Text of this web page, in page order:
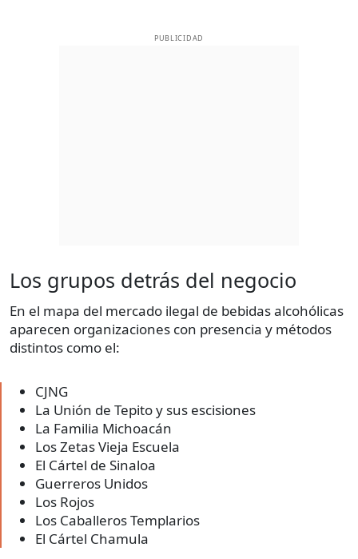
PUBLICIDAD
Los grupos detrás del negocio
En el mapa del mercado ilegal de bebidas alcohólicas
aparecen organizaciones con presencia y métodos
distintos como el:
CJNG
La Unión de Tepito y sus escisiones
La Familia Michoacán
Los Zetas Vieja Escuela
El Cártel de Sinaloa
Guerreros Unidos
Los Rojos
Los Caballeros Templarios
El Cártel Chamula